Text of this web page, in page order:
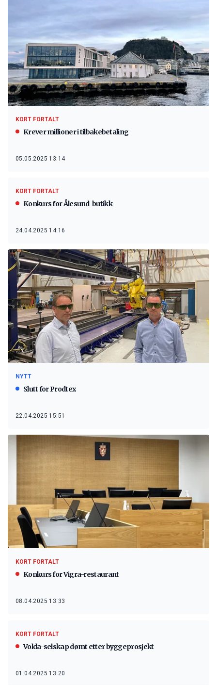
KORT FORTALT
Krever millioner i tilbakebetaling
05.05.2025 13:14
KORT FORTALT
Konkurs for Ålesund-butikk
24.04.2025 14:16
NYTT
Slutt for Prodtex
22.04.2025 15:51
KORT FORTALT
Konkurs for Vigra-restaurant
08.04.2025 13:33
KORT FORTALT
Volda-selskap dømt etter byggeprosjekt
01.04.2025 13:20